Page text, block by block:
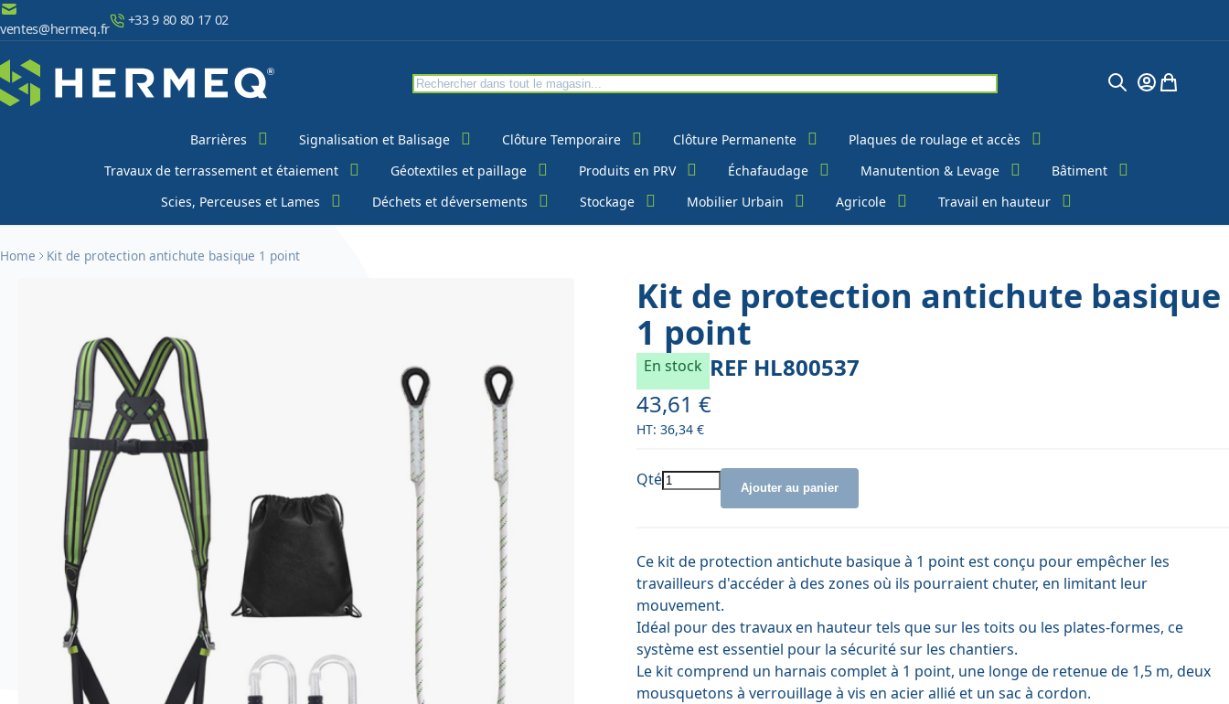
Aller au contenu
ventes@hermeq.fr
+33 9 80 80 17 02
Chercher
Mon Compte
Mon
Barrières Signalisation et Balisage Clôture Temporaire Clôture Permanente
Plaques de roulage et accès
Travaux de terrassement et étaiement
Géotextiles et paillage Produits en PRV Échafaudage Manutention & Levage
Bâtiment
Scies, Perceuses et Lames
Déchets et déversements Stockage Mobilier Urbain Agricole Travail en hauteur
Home Kit de protection antichute basique 1 point
Kit de protection antichute basique
1 point
En stock REF HL800537
43,61 €
36,34 €
Qté Ajouter au panier
Ce kit de protection antichute basique à 1 point est conçu pour empêcher les
travailleurs d'accéder à des zones où ils pourraient chuter, en limitant leur
mouvement.
Idéal pour des travaux en hauteur tels que sur les toits ou les plates-formes, ce
système est essentiel pour la sécurité sur les chantiers.
Le kit comprend un harnais complet à 1 point, une longe de retenue de 1,5 m, deux
mousquetons à verrouillage à vis en acier allié et un sac à cordon.